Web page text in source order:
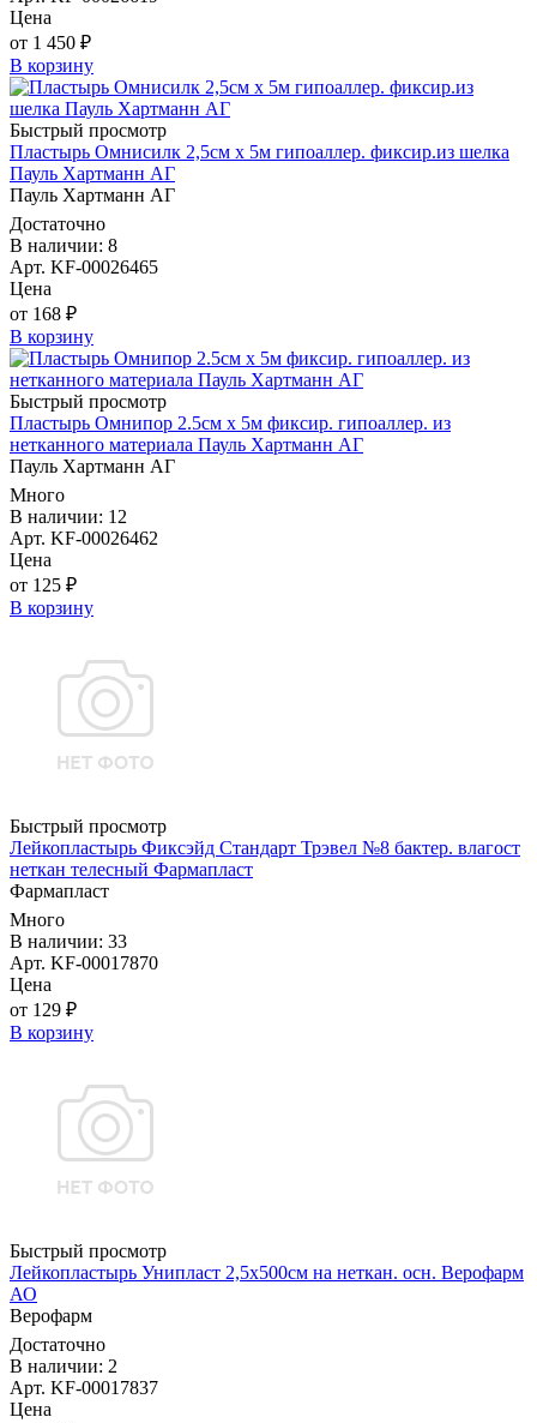
Цена
от 1 450 ₽
В корзину
Быстрый просмотр
Пластырь Омнисилк 2,5см х 5м гипоаллер. фиксир.из шелка
Пауль Хартманн AГ
Пауль Хартманн AГ
Достаточно
В наличии: 8
Арт. KF-00026465
Цена
от 168 ₽
В корзину
Быстрый просмотр
Пластырь Омнипор 2.5см х 5м фиксир. гипоаллер. из
нетканного материала Пауль Хартманн AГ
Пауль Хартманн AГ
Много
В наличии: 12
Арт. KF-00026462
Цена
от 125 ₽
В корзину
Быстрый просмотр
Лейкопластырь Фиксэйд Стандарт Трэвел №8 бактер. влагост
неткан телесный Фармапласт
Фармапласт
Много
В наличии: 33
Арт. KF-00017870
Цена
от 129 ₽
В корзину
Быстрый просмотр
Лейкопластырь Унипласт 2,5х500см на неткан. осн. Верофарм
АО
Верофарм
Достаточно
В наличии: 2
Арт. KF-00017837
Цена